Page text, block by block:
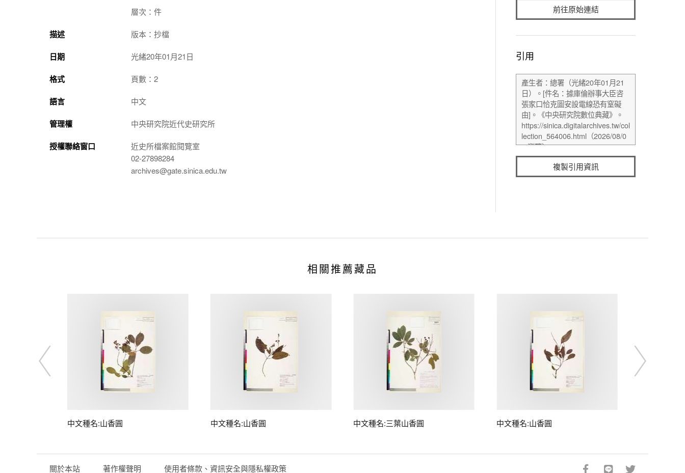
層次：件
描述 版本：抄檔
日期 光緒20年01月21日
格式 頁數：2
語言 中文
管理權 中央研究院近代史研究所
授權聯絡窗口
近史所檔案館閱覽室
02-27898284
archives@gate.sinica.edu.tw
前往原始連結
引用
複製引用資訊
相關推薦藏品
中文種名:山香圓 中文種名:山香圓 中文種名:三葉山香圓 中文種名:山香圓
關於本站 著作權聲明 使用者條款、資訊安全與隱私權政策